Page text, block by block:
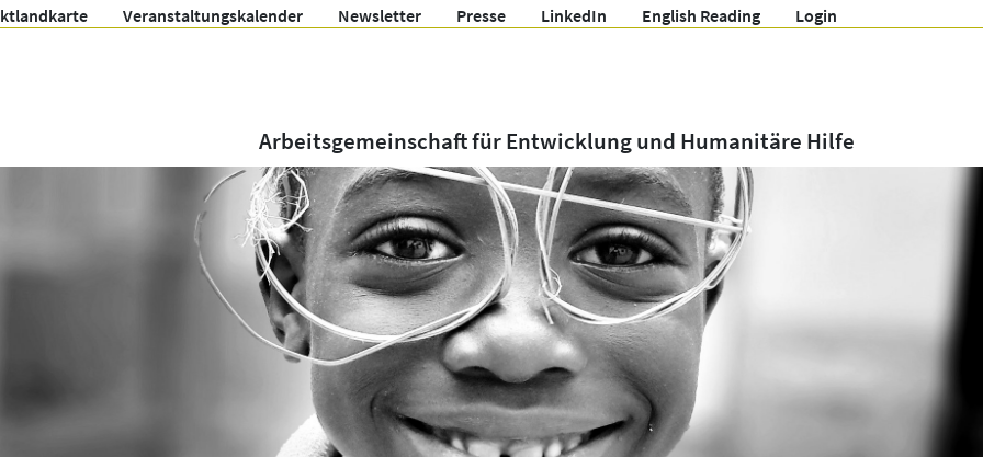
Veranstaltungskalender Newsletter Presse LinkedIn English Reading Login
Arbeitsgemeinschaft für Entwicklung und Humanitäre Hilfe